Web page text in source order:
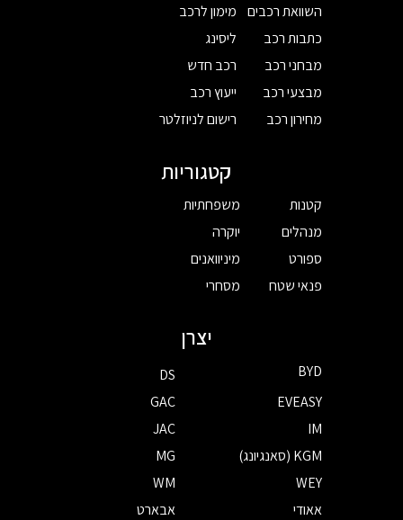
השוואת רכבים
כתבות רכב
מבחני רכב
מבצעי רכב
מחירון רכב
מימון לרכב
ליסינג
רכב חדש
ייעוץ רכב
רישום לניוזלטר
קטגוריות
קטנות
מנהלים
ספורט
פנאי שטח
משפחתיות
יוקרה
מיניוואנים
מסחרי
יצרן
BYD
DS
EVEASY
GAC
IM
JAC
KGM (סאנגיונג)
MG
WEY
WM
אאודי
אבארט